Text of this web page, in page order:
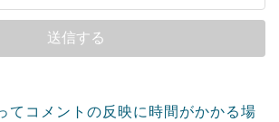
てコメントの反映に時間がかかる場